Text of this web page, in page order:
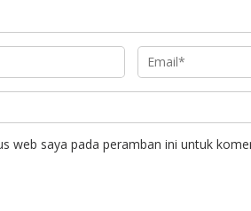
web saya pada peramban ini untuk